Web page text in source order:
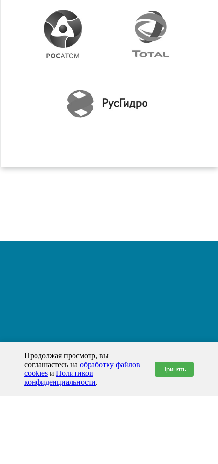
Продолжая просмотр, вы
соглашаетесь на обработку файлов
cookies и Политикой
конфиденциальности.
Принять